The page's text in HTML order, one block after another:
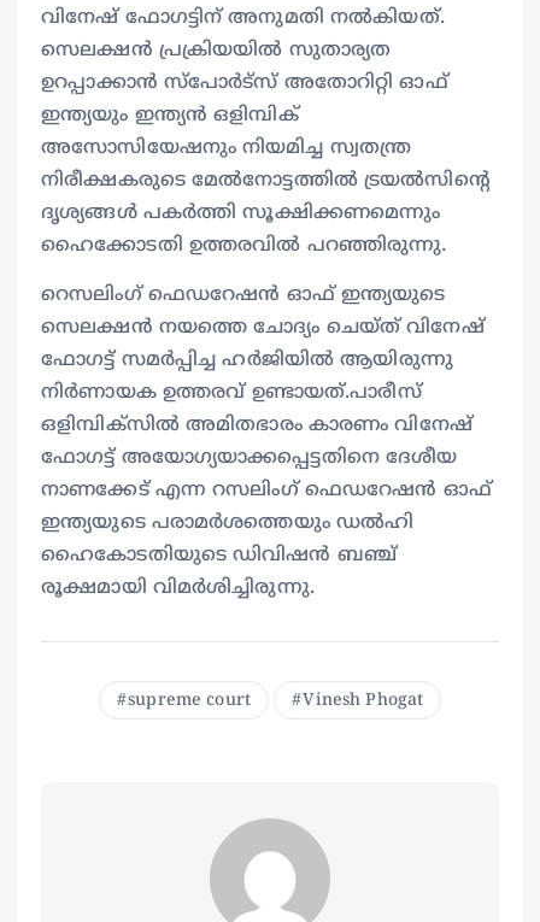
വിനേഷ് ഫോഗട്ടിന് അനുമതി നല്‍കിയത്.
സെലക്ഷന്‍ പ്രക്രിയയില്‍ സുതാര്യത
ഉറപ്പാക്കാന്‍ സ്‌പോര്‍ട്‌സ് അതോറിറ്റി ഓഫ്
ഇന്ത്യയും ഇന്ത്യന്‍ ഒളിമ്പിക്
അസോസിയേഷനും നിയമിച്ച സ്വതന്ത്ര
നിരീക്ഷകരുടെ മേല്‍നോട്ടത്തില്‍ ട്രയല്‍സിന്റെ
ദൃശ്യങ്ങള്‍ പകര്‍ത്തി സൂക്ഷിക്കണമെന്നും
ഹൈക്കോടതി ഉത്തരവില്‍ പറഞ്ഞിരുന്നു.
റെസലിംഗ് ഫെഡറേഷന്‍ ഓഫ് ഇന്ത്യയുടെ
സെലക്ഷന്‍ നയത്തെ ചോദ്യം ചെയ്ത് വിനേഷ്
ഫോഗട്ട് സമര്‍പ്പിച്ച ഹര്‍ജിയില്‍ ആയിരുന്നു
നിര്‍ണായക ഉത്തരവ് ഉണ്ടായത്.പാരീസ്
ഒളിമ്പിക്‌സില്‍ അമിതഭാരം കാരണം വിനേഷ്
ഫോഗട്ട് അയോഗ്യയാക്കപ്പെട്ടതിനെ ദേശീയ
നാണക്കേട് എന്ന റസലിംഗ് ഫെഡറേഷന്‍ ഓഫ്
ഇന്ത്യയുടെ പരാമര്‍ശത്തെയും ഡല്‍ഹി
ഹൈകോടതിയുടെ ഡിവിഷന്‍ ബഞ്ച്
രൂക്ഷമായി വിമര്‍ശിച്ചിരുന്നു.
supreme court Vinesh Phogat